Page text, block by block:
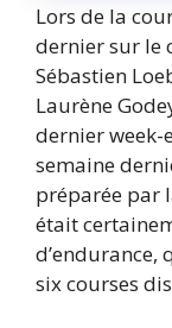
Lors de la
dernier sur le
Sébastien
Laurène
dernier week-
semaine
préparée par
était
d’endurance,
six courses